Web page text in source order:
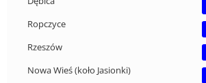
Ropczyce
Rzeszów
Nowa Wieś (koło Jasionki)